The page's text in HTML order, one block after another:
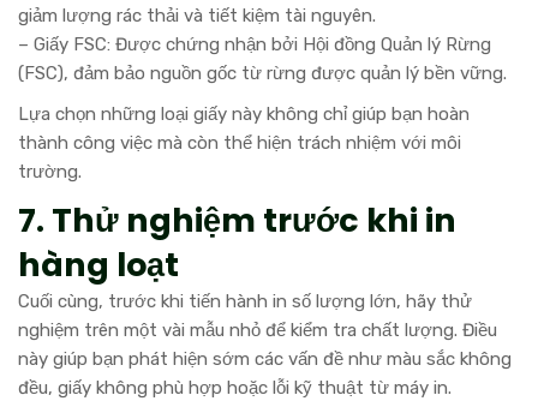
giảm lượng rác thải và tiết kiệm tài nguyên.
– Giấy FSC: Được chứng nhận bởi Hội đồng Quản lý Rừng
(FSC), đảm bảo nguồn gốc từ rừng được quản lý bền vững.
Lựa chọn những loại giấy này không chỉ giúp bạn hoàn
thành công việc mà còn thể hiện trách nhiệm với môi
trường.
7. Thử nghiệm trước khi in
hàng loạt
Cuối cùng, trước khi tiến hành in số lượng lớn, hãy thử
nghiệm trên một vài mẫu nhỏ để kiểm tra chất lượng. Điều
này giúp bạn phát hiện sớm các vấn đề như màu sắc không
đều, giấy không phù hợp hoặc lỗi kỹ thuật từ máy in.